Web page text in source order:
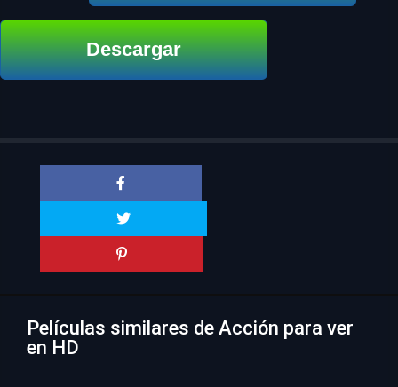
Descargar
Películas similares de Acción para ver
en HD